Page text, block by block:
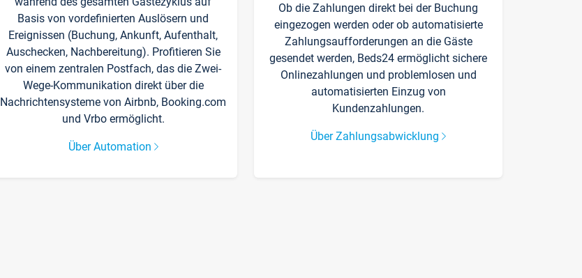
Basis von vordefinierten Auslösern und
Ereignissen (Buchung, Ankunft, Aufenthalt,
Auschecken, Nachbereitung). Profitieren Sie
von einem zentralen Postfach, das die Zwei-
Wege-Kommunikation direkt über die
Nachrichtensysteme von Airbnb, Booking.com
und Vrbo ermöglicht.
Über Automation
Ob die Zahlungen direkt bei der Buchung
eingezogen werden oder ob automatisierte
Zahlungsaufforderungen an die Gäste
gesendet werden, Beds24 ermöglicht sichere
Onlinezahlungen und problemlosen und
automatisierten Einzug von
Kundenzahlungen.
Über Zahlungsabwicklung